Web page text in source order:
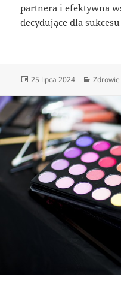
partnera i efektywna
decydujące dla
Data
25 lipca 2024 Kategorie
Zdrowie